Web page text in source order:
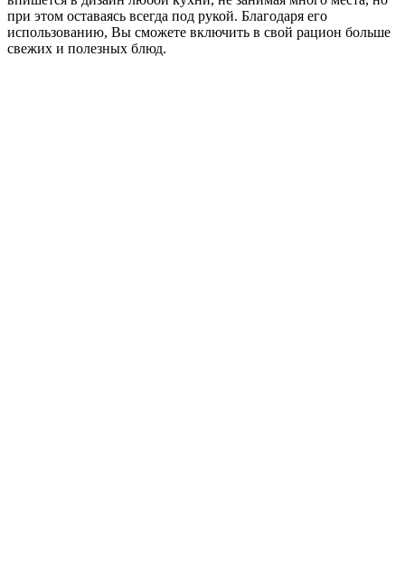
при этом оставаясь всегда под рукой. Благодаря его
использованию, Вы сможете включить в свой рацион больше
свежих и полезных блюд.